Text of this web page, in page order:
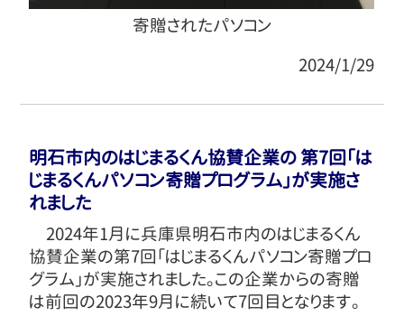
寄贈されたパソコン
2024/1/29
明石市内のはじまるくん協賛企業の 第7回「は
じまるくんパソコン寄贈プログラム」が実施さ
れました
2024年1月に兵庫県明石市内のはじまるくん
協賛企業の第7回「はじまるくんパソコン寄贈プロ
グラム」が実施されました。この企業からの寄贈
は前回の2023年9月に続いて7回目となります。